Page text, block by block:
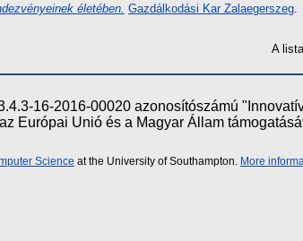
életében. Gazdálkodási Kar Zalaegerszeg
A
16-2016-00020 azonosítószámú
Európai Unió és a Magyar Állam
Science at the University of Southampton. More